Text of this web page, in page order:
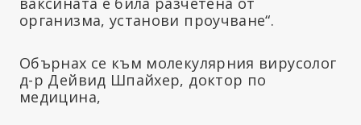
организма, установи проучване“.
Обърнах се към молекулярния вирусолог
д-р Дейвид Шпайхер, доктор по
медицина,